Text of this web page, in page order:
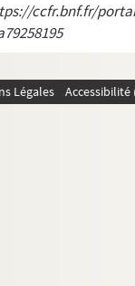
BENUSIGLIO
ccfr.bnf.fr/
Légales